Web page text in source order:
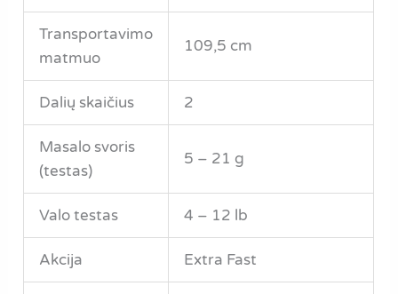
Transportavimo
matmuo
109,5 cm
Dalių skaičius 2
Masalo svoris
(testas)
5 – 21 g
Valo testas 4 – 12 lb
Akcija Extra Fast